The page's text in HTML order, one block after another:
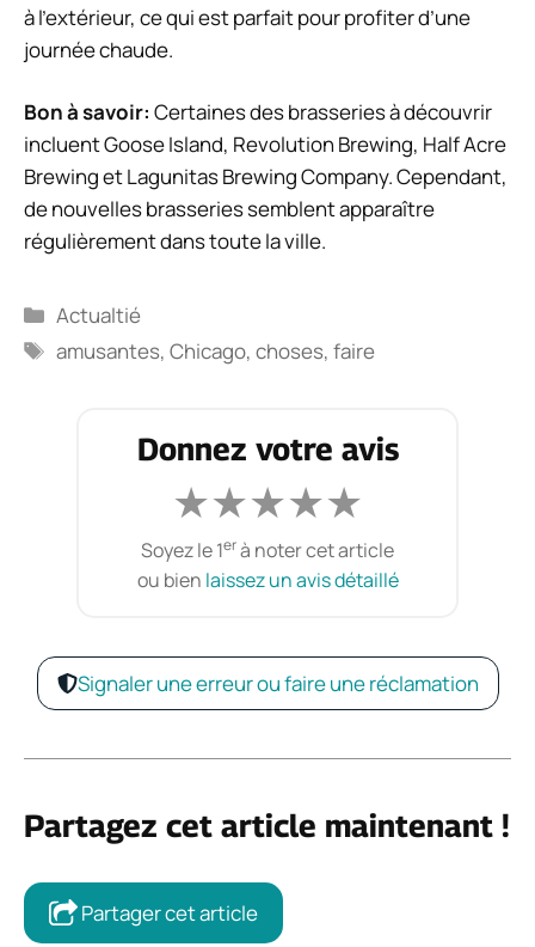
à l’extérieur, ce qui est parfait pour profiter d’une
journée chaude.
Bon à savoir: Certaines des brasseries à découvrir
incluent Goose Island, Revolution Brewing, Half Acre
Brewing et Lagunitas Brewing Company. Cependant,
de nouvelles brasseries semblent apparaître
régulièrement dans toute la ville.
Catégories
Actualtié
Étiquettes
amusantes,Chicago,choses,faire
Donnez votre avis
★★★★★
Soyez le 1erà noter cet article
ou bien laissez un avis détaillé
Signaler une erreur ou faire une réclamation
Partagez cet article maintenant !
Partager cet article